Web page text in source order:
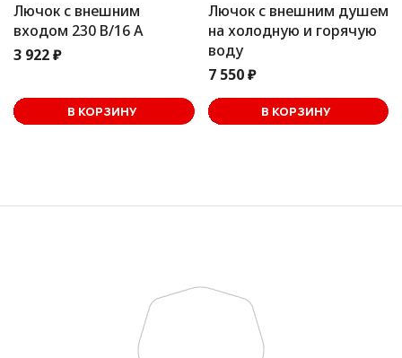
Лючок с внешним
входом 230 В/16 А
3 922 ₽
В КОРЗИНУ
Лючок с внешним душем
на холодную и горячую
воду
7 550 ₽
В КОРЗИНУ
В корзине